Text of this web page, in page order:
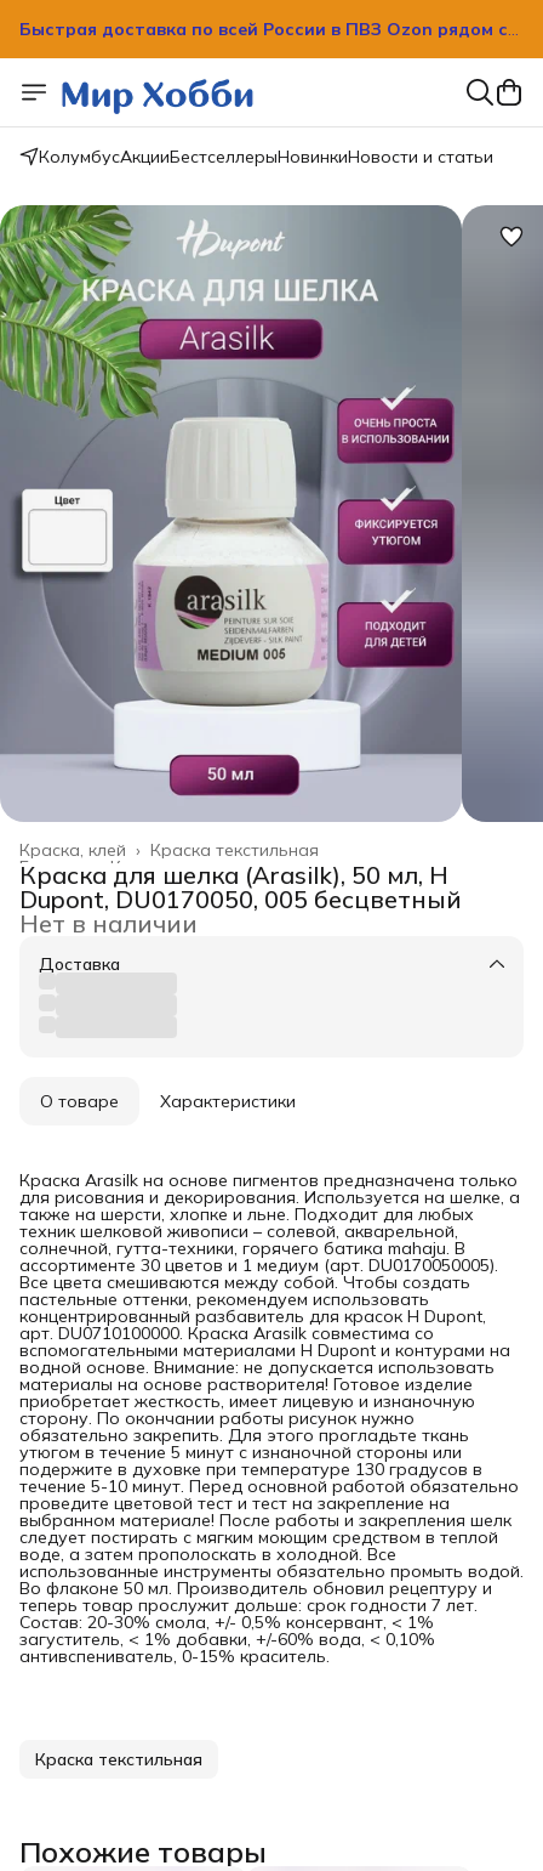
вашим домом!
вашим домом!
КолумбусАкцииБестселлерыНовинкиНовости и статьи
Краска текстильная
Краска, клей ›
Канцелярские товары ›
Главная ›
Краска для шелка (Arasilk), 50 мл, H
Dupont, DU0170050, 005 бесцветный
Нет в наличии
Доставка
О товаре Характеристики
Краска Arasilk на основе пигментов предназначена только
для рисования и декорирования. Используется на шелке, а
также на шерсти, хлопке и льне. Подходит для любых
техник шелковой живописи – солевой, акварельной,
солнечной, гутта-техники, горячего батика mahaju. В
ассортименте 30 цветов и 1 медиум (арт. DU0170050005).
Все цвета смешиваются между собой. Чтобы создать
пастельные оттенки, рекомендуем использовать
концентрированный разбавитель для красок H Dupont,
арт. DU0710100000. Краска Arasilk совместима со
вспомогательными материалами H Dupont и контурами на
водной основе. Внимание: не допускается использовать
материалы на основе растворителя! Готовое изделие
приобретает жесткость, имеет лицевую и изнаночную
сторону. По окончании работы рисунок нужно
обязательно закрепить. Для этого прогладьте ткань
утюгом в течение 5 минут с изнаночной стороны или
подержите в духовке при температуре 130 градусов в
течение 5-10 минут. Перед основной работой обязательно
проведите цветовой тест и тест на закрепление на
выбранном материале! После работы и закрепления шелк
следует постирать с мягким моющим средством в теплой
воде, а затем прополоскать в холодной. Все
использованные инструменты обязательно промыть водой.
Во флаконе 50 мл. Производитель обновил рецептуру и
теперь товар прослужит дольше: срок годности 7 лет.
Состав: 20-30% смола, +/- 0,5% консервант, < 1%
загуститель, < 1% добавки, +/-60% вода, < 0,10%
антивспениватель, 0-15% краситель.
Краска текстильная
Похожие товары